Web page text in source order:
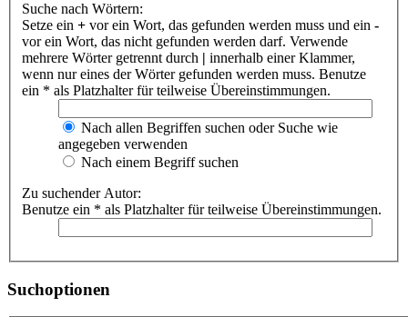
Suche nach Wörtern:
Setze ein + vor ein Wort, das gefunden werden muss und ein -
vor ein Wort, das nicht gefunden werden darf. Verwende
mehrere Wörter getrennt durch | innerhalb einer Klammer,
wenn nur eines der Wörter gefunden werden muss. Benutze
ein * als Platzhalter für teilweise Übereinstimmungen.
Nach allen Begriffen suchen oder Suche wie
angegeben verwenden
Nach einem Begriff suchen
Zu suchender Autor:
Benutze ein * als Platzhalter für teilweise Übereinstimmungen.
Suchoptionen